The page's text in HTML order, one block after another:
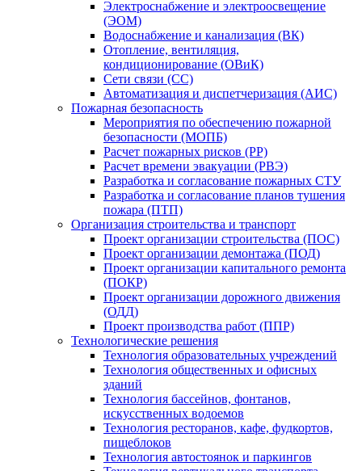
Электроснабжение и электроосвещение
(ЭОМ)
Водоснабжение и канализация (ВК)
Отопление, вентиляция,
кондиционирование (ОВиК)
Сети связи (СС)
Автоматизация и диспетчеризация (АИС)
Пожарная безопасность
Мероприятия по обеспечению пожарной
безопасности (МОПБ)
Расчет пожарных рисков (РР)
Расчет времени эвакуации (РВЭ)
Разработка и согласование пожарных СТУ
Разработка и согласование планов тушения
пожара (ПТП)
Организация строительства и транспорт
Проект организации строительства (ПОС)
Проект организации демонтажа (ПОД)
Проект организации капитального ремонта
(ПОКР)
Проект организации дорожного движения
(ОДД)
Проект производства работ (ППР)
Технологические решения
Технология образовательных учреждений
Технология общественных и офисных
зданий
Технология бассейнов, фонтанов,
искусственных водоемов
Технология ресторанов, кафе, фудкортов,
пищеблоков
Технология автостоянок и паркингов